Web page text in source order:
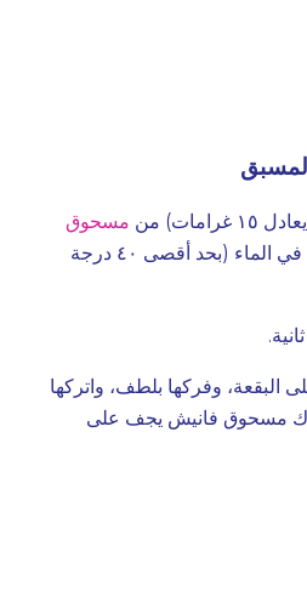
من
مسحوق
في الماء (بحد أقصى ٤٠ درجة
البقعة، وفركها بلطف، واتركها
(لا تترك مسحوق فانيش يجف على